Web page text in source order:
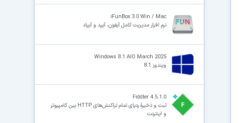
iFunBox 3.0 Win / Mac
نرم افزار مدیریت کامل آیفون، آیپد و آیپاد
Windows 8.1 AIO March 2025
ویندوز 8.1
Fiddler 4.5.1.0
ثبت و ذخیرهٔ ردپای تمام تراکنش‌های HTTP بین کامپیوتر
و اینترنت